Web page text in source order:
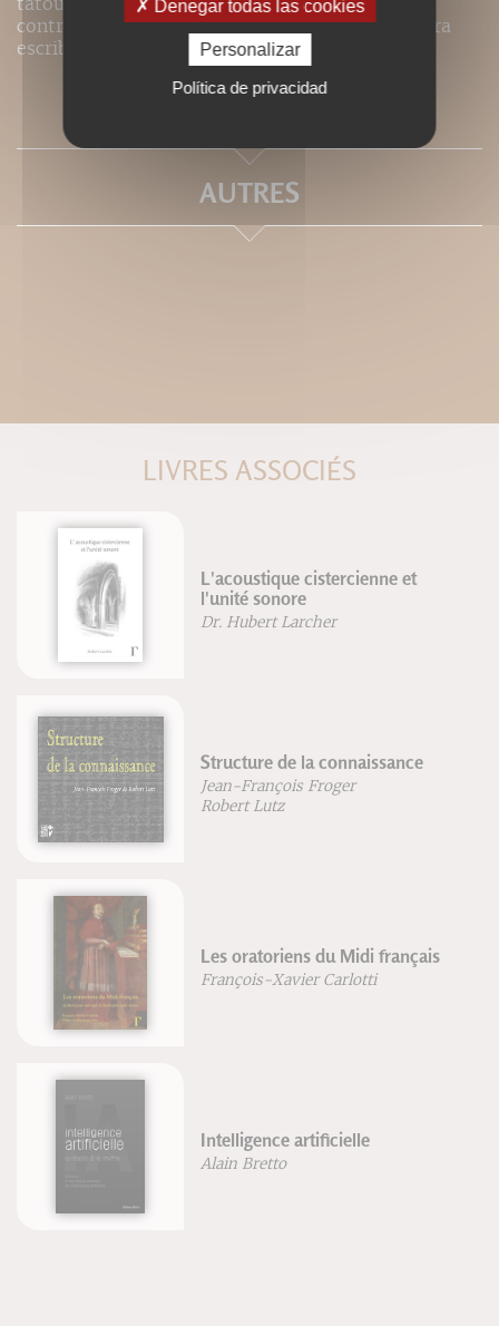
contribución esencial a los trabajos actuales para
escribir una historia sólida del tatuaje.
AUTRES
LIVRES ASSOCIÉS
L'acoustique cistercienne et
l'unité sonore
Dr. Hubert Larcher
Structure de la connaissance
Jean-François Froger
Robert Lutz
Les oratoriens du Midi français
François-Xavier Carlotti
Intelligence artificielle
Alain Bretto
Denegar todas las cookies
Personalizar
Política de privacidad